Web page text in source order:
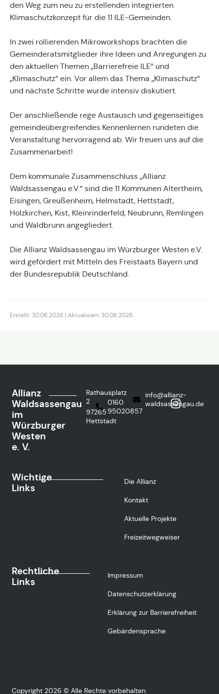
den Weg zum neu zu erstellenden integrierten
Klimaschutzkonzept für die 11 ILE-Gemeinden.
In zwei rollierenden Mikroworkshops brachten die
Gemeinderatsmitglieder ihre Ideen und Anregungen zu
den aktuellen Themen „Barrierefreie ILE“ und
„Klimaschutz“ ein. Vor allem das Thema „Klimaschutz“
und nächste Schritte wurde intensiv diskutiert.
Der anschließende rege Austausch und gegenseitiges
gemeindeübergreifendes Kennenlernen rundeten die
Veranstaltung hervorragend ab. Wir freuen uns auf die
Zusammenarbeit!
Dem kommunale Zusammenschluss „Allianz
Waldsassengau e.V.“ sind die 11 Kommunen Altertheim,
Eisingen, Greußenheim, Helmstadt, Hettstadt,
Holzkirchen, Kist, Kleinrinderfeld, Neubrunn, Remlingen
und Waldbrunn angegliedert.
Die Allianz Waldsassengau im Würzburger Westen e.V.
wird gefördert mit Mitteln des Freistaats Bayern und
der Bundesrepublik Deutschland.
Erstellt: 30.06.2026 | Aktualisiert: 30.06.2026
Allianz
Waldsassengau
im
Würzburger
Westen
e. V.
Rathausplatz
2
97265
Hettstadt
0160
95020857
info@allianz-
waldsassengau.de
Wichtige
Links
Die Allianz
Kontakt
Aktuelle Projekte
Freizeitwegweiser
Rechtliche
Links
Impressum
Datenschutzerklärung
Erklärung zur Barrierefreiheit
Gebärdensprache
Copyright 2026 © Alle Rechte vorbehalten.